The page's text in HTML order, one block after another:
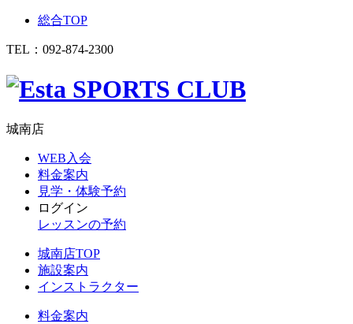
総合TOP
TEL： 092-874-2300
城南店
WEB入会
料金案内
見学・体験予約
ログイン
レッスンの予約
城南店TOP
施設案内
インストラクター
料金案内